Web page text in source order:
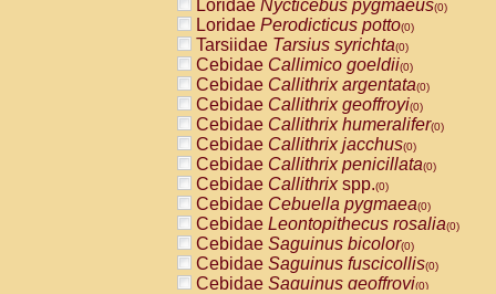
Loridae Nycticebus pygmaeus(0)
Loridae Perodicticus potto(0)
Tarsiidae Tarsius syrichta(0)
Cebidae Callimico goeldii(0)
Cebidae Callithrix argentata(0)
Cebidae Callithrix geoffroyi(0)
Cebidae Callithrix humeralifer(0)
Cebidae Callithrix jacchus(0)
Cebidae Callithrix penicillata(0)
Cebidae Callithrixspp.(0)
Cebidae Cebuella pygmaea(0)
Cebidae Leontopithecus rosalia(0)
Cebidae Saguinus bicolor(0)
Cebidae Saguinus fuscicollis(0)
Cebidae Saguinus geoffroyi(0)